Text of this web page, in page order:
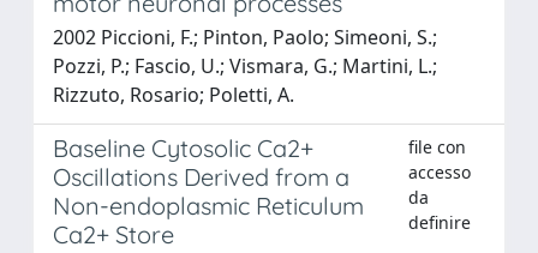
2002 Piccioni, F.; Pinton, Paolo; Simeoni, S.;
Pozzi, P.; Fascio, U.; Vismara, G.; Martini, L.;
Rizzuto, Rosario; Poletti, A.
Baseline Cytosolic Ca2+
Oscillations Derived from a
Non-endoplasmic Reticulum
Ca2+ Store
file con
accesso
da
definire